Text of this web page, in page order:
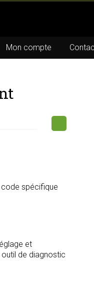
Mon compte
code spécifique
et
outil de diagnostic